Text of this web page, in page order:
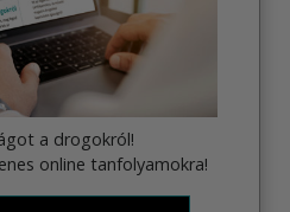
a drogokról!
online tanfolyamokra!